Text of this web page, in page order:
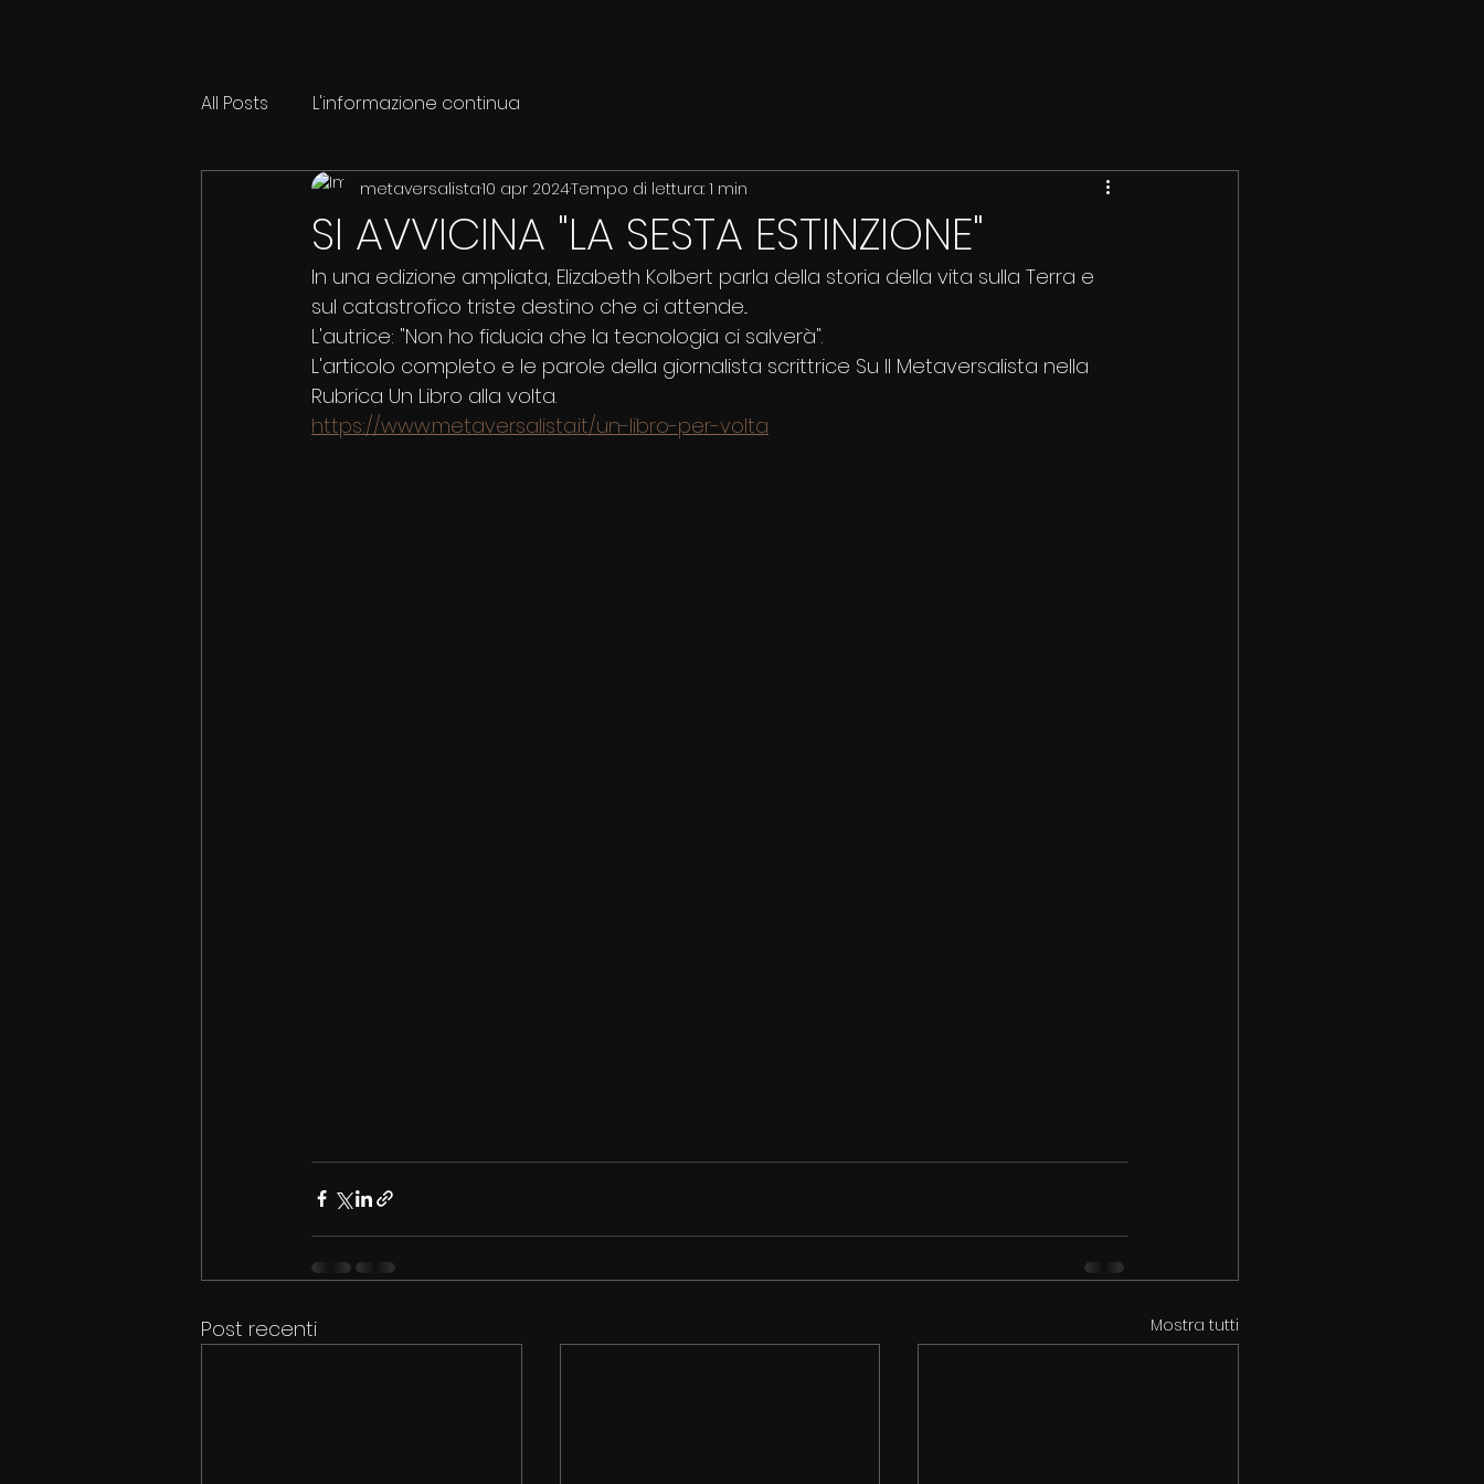
All Posts L'informazione continua
SI AVVICINA "LA SESTA ESTINZIONE"
metaversalista10 apr 2024Tempo di lettura: 1 min
In una edizione ampliata, Elizabeth Kolbert parla della storia della vita sulla Terra e
sul catastrofico triste destino che ci attende...
L'autrice: "Non ho fiducia che la tecnologia ci salverà".
L'articolo completo e le parole della giornalista scrittrice Su Il Metaversalista nella
Rubrica Un Libro alla volta.
https://www.metaversalista.it/un-libro-per-volta
Post recenti Mostra tutti